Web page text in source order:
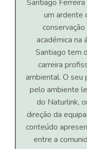
Santiago
um ardente
académica na
Santiago tem
carreira
ambiental. O seu
pelo ambiente
do Naturlink,
direção da
conteúdo
entre a